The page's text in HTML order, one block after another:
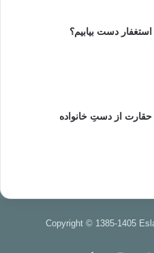
استغفار دست بیابیم؟
از دستِ خانواده
Copyright © 1385-1405